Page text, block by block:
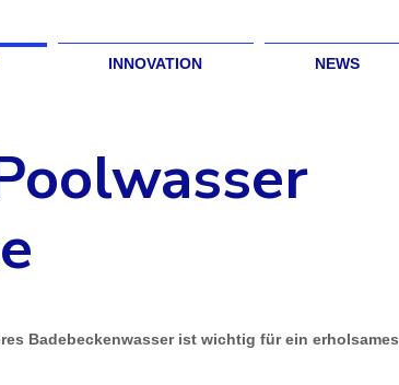
INNOVATION NEWS
Badebeckenwasser ist wichtig für ein erholsames